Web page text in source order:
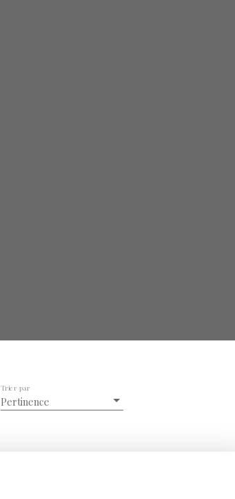
Pertinence
Trier par